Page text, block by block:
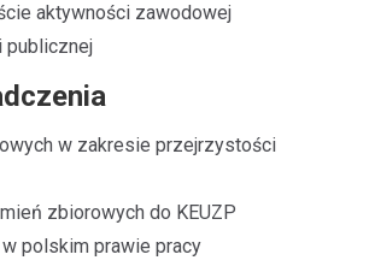
aktywności zawodowej
publicznej
w zakresie przejrzystości
zbiorowych do KEUZP
polskim prawie pracy